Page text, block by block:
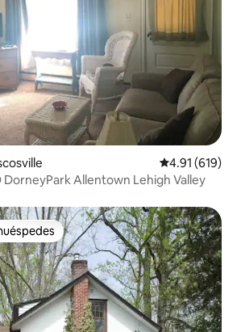
Calificación
4.91 (619)
DorneyPark Allentown Lehigh Valley
entre huéspedes